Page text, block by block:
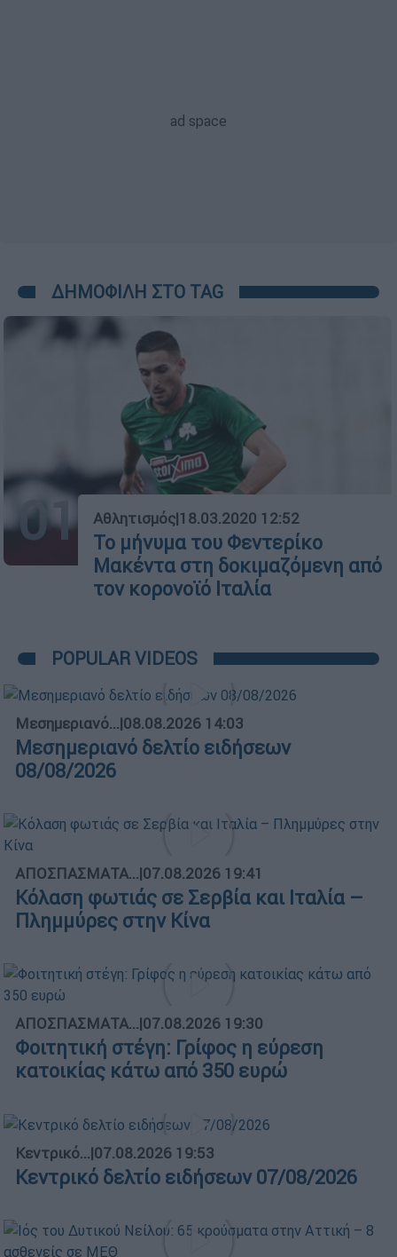
ΔΗΜΟΦΙΛΗ ΣΤΟ TAG
01 Αθλητισμός|18.03.2020 12:52
Το μήνυμα του Φεντερίκο
Μακέντα στη δοκιμαζόμενη από
τον κορονοϊό Ιταλία
POPULAR VIDEOS
Μεσημεριανό...|08.08.2026 14:03
Μεσημεριανό δελτίο ειδήσεων
08/08/2026
ΑΠΟΣΠΑΣΜΑΤΑ...|07.08.2026 19:41
Κόλαση φωτιάς σε Σερβία και Ιταλία –
Πλημμύρες στην Κίνα
ΑΠΟΣΠΑΣΜΑΤΑ...|07.08.2026 19:30
Φοιτητική στέγη: Γρίφος η εύρεση
κατοικίας κάτω από 350 ευρώ
Κεντρικό...|07.08.2026 19:53
Κεντρικό δελτίο ειδήσεων 07/08/2026